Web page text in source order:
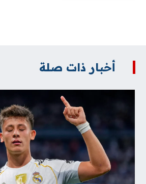
أخبار ذات صلة